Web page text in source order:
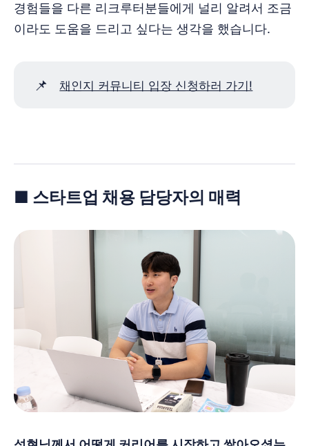
경험들을 다른 리크루터분들에게 널리 알려서 조금
이라도 도움을 드리고 싶다는 생각을 했습니다.
📌 채인지 커뮤니티 입장 신청하러 가기!
■ 스타트업 채용 담당자의 매력